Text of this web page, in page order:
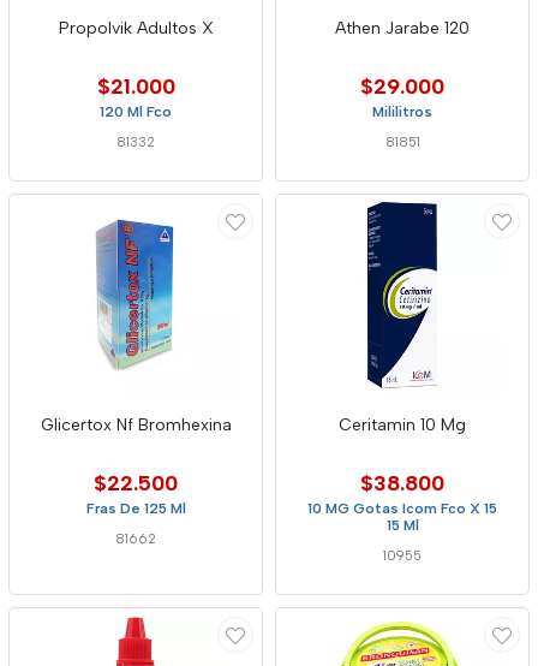
Propolvik Adultos X
$21.000
120 Ml Fco
81332
Athen Jarabe 120
$29.000
Mililitros
81851
Glicertox Nf Bromhexina
$22.500
Fras De 125 Ml
81662
Ceritamin 10 Mg
$38.800
10 MG Gotas Icom Fco X 15
15 Ml
10955